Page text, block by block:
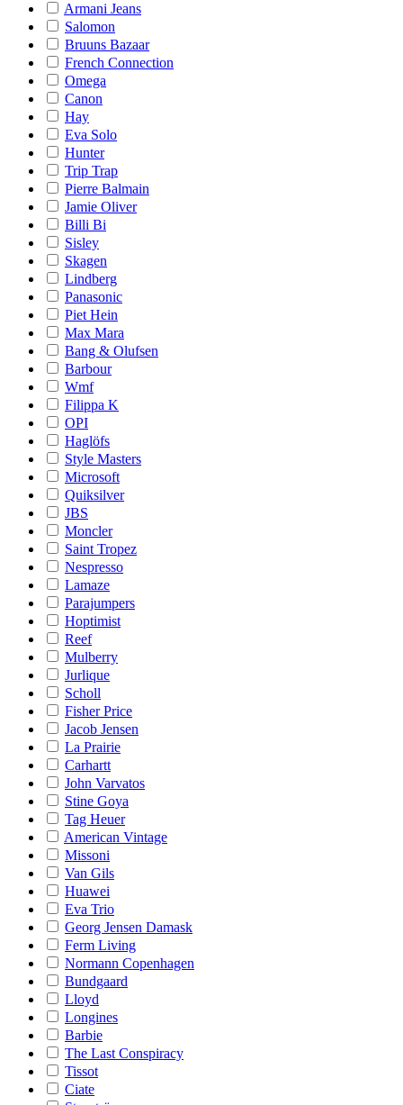
Armani Jeans
Salomon
Bruuns Bazaar
French Connection
Omega
Canon
Hay
Eva Solo
Hunter
Trip Trap
Pierre Balmain
Jamie Oliver
Billi Bi
Sisley
Skagen
Lindberg
Panasonic
Piet Hein
Max Mara
Bang & Olufsen
Barbour
Wmf
Filippa K
OPI
Haglöfs
Style Masters
Microsoft
Quiksilver
JBS
Moncler
Saint Tropez
Nespresso
Lamaze
Parajumpers
Hoptimist
Reef
Mulberry
Jurlique
Scholl
Fisher Price
Jacob Jensen
La Prairie
Carhartt
John Varvatos
Stine Goya
Tag Heuer
American Vintage
Missoni
Van Gils
Huawei
Eva Trio
Georg Jensen Damask
Ferm Living
Normann Copenhagen
Bundgaard
Lloyd
Longines
Barbie
The Last Conspiracy
Tissot
Ciate